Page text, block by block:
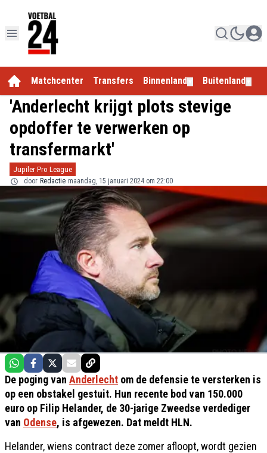
Matchcenter Transfers Binnenland Buitenland
'Anderlecht krijgt plots stevige
opdoffer te verwerken op
transfermarkt'
Jupiler Pro League
door Redactie maandag, 15 januari 2024 om 22:00
De poging van Anderlecht om de defensie te versterken is
op een obstakel gestuit. Hun recente bod van 150.000
euro op Filip Helander, de 30-jarige Zweedse verdediger
van Odense, is afgewezen. Dat meldt HLN.
Helander, wiens contract deze zomer afloopt, wordt gezien